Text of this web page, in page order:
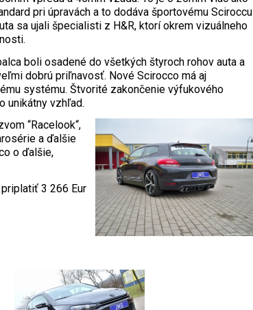
pri úpravách a to dodáva športovému Sciroccu
sa ujali špecialisti z H&R, ktorí okrem vizuálneho
boli osadené do všetkých štyroch rohov auta a
dobrú priľnavosť. Nové Scirocco má aj
systému. Štvorité zakončenie výfukového
unikátny vzhľad.
“Racelook“,
a ďalšie
o ďalšie,
3 266 Eur